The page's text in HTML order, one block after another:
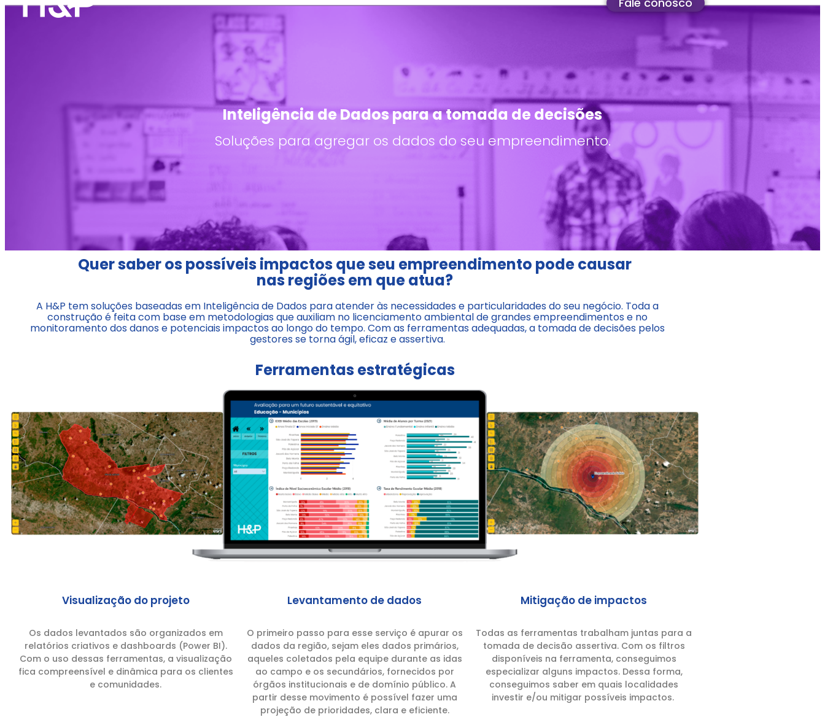
Inteligência de Dados para a tomada de decisões
Soluções para agregar os dados do seu empreendimento.
Quer saber os possíveis impactos que seu empreendimento pode causar
nas regiões em que atua?
A H&P tem soluções baseadas em Inteligência de Dados para atender às necessidades e particularidades do seu negócio. Toda a
construção é feita com base em metodologias que auxiliam no licenciamento ambiental de grandes empreendimentos e no
monitoramento dos danos e potenciais impactos ao longo do tempo. Com as ferramentas adequadas, a tomada de decisões pelos
gestores se torna ágil, eficaz e assertiva.
Ferramentas estratégicas
Visualização do projeto
Os dados levantados são organizados em
relatórios criativos e dashboards (Power BI).
Com o uso dessas ferramentas, a visualização
fica compreensível e dinâmica para os clientes
e comunidades.
Levantamento de dados
O primeiro passo para esse serviço é apurar os
dados da região, sejam eles dados primários,
aqueles coletados pela equipe durante as idas
ao campo e os secundários, fornecidos por
órgãos institucionais e de domínio público. A
partir desse movimento é possível fazer uma
projeção de prioridades, clara e eficiente.
Mitigação de impactos
Todas as ferramentas trabalham juntas para a
tomada de decisão assertiva. Com os filtros
disponíveis na ferramenta, conseguimos
especializar alguns impactos. Dessa forma,
conseguimos saber em quais localidades
investir e/ou mitigar possíveis impactos.